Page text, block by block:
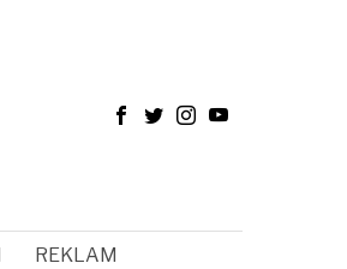
REKLAM